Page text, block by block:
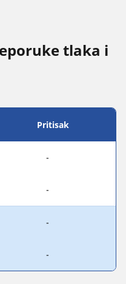
tlaka i
Pritisak
-
-
-
-